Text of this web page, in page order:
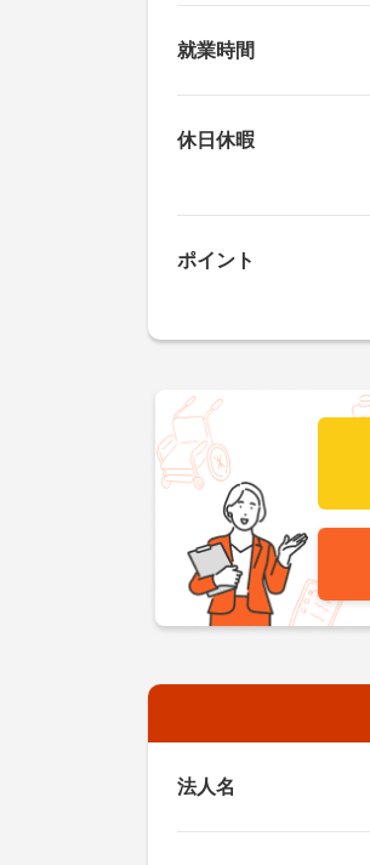
就業時間
休日休暇
ポイント
法人名